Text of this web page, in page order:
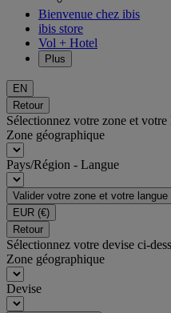
Bienvenue chez ibis
ibis store
Vol + Hotel
Plus
EN
Retour
Sélectionnez votre zone et votre
Zone géographique
Pays/Région - Langue
Valider votre zone et votre langue
EUR (€)
Retour
Sélectionnez votre devise ci-
Zone géographique
Devise